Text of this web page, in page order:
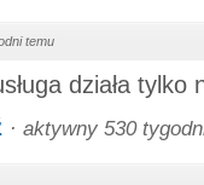
temu
działa tylko
· aktywny 530